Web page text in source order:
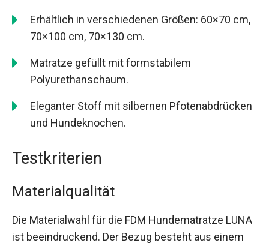
Erhältlich in verschiedenen Größen: 60×70 cm,
70×100 cm, 70×130 cm.
Matratze gefüllt mit formstabilem
Polyurethanschaum.
Eleganter Stoff mit silbernen Pfotenabdrücken
und Hundeknochen.
Testkriterien
Materialqualität
Die Materialwahl für die FDM Hundematratze LUNA
ist beeindruckend. Der Bezug besteht aus einem